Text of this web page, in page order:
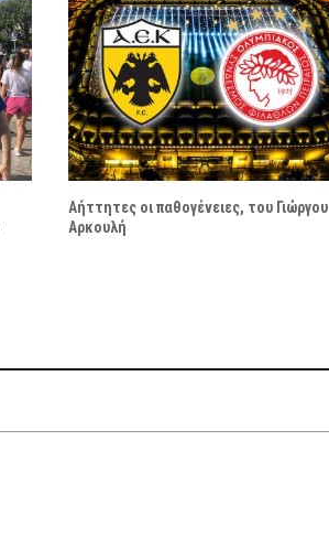
Αήττητες οι παθογένειες, του Γιώργου
Αρκουλή